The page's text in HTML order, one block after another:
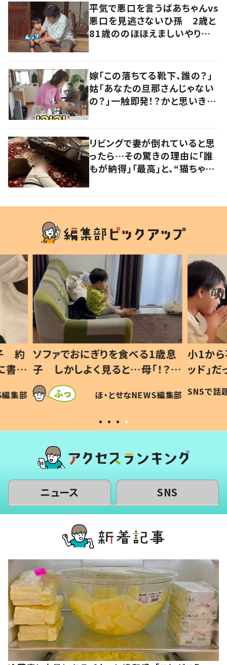
平気で悪口を言うばあちゃんvs
悪口を見逃さないひ孫 2歳と
81歳ののほほえましいやり取り
嫁「この落ちてる靴下、誰の？」
姑「あなたの旦那さんじゃない
の？」一触即発！？かと思いき
リビングで妻が倒れていると思
ったら…その驚きの理由に「誰
もが納得」「最高」と、“猫ちゃん
歳息
？」
編集部
小1から不登校、息子は「ギフテ
ッド」だった 父が“ウチ給食”を
作り続ける理由とは #令和の親
#令和の子
SNSで話題 ほ・とせなNEWS編集部
ひ孫
が、抱
「涙
い」
ニュース SNS